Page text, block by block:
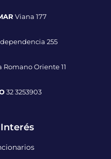
Viana 177
255
Romano Oriente 11
32 3253903